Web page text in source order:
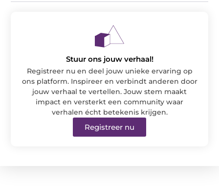
Stuur ons jouw verhaal!
Registreer nu en deel jouw unieke ervaring op
ons platform. Inspireer en verbindt anderen door
jouw verhaal te vertellen. Jouw stem maakt
impact en versterkt een community waar
verhalen écht betekenis krijgen.
Registreer nu